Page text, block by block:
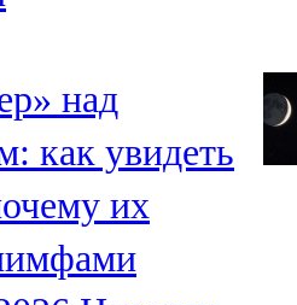
над
как увидеть
их